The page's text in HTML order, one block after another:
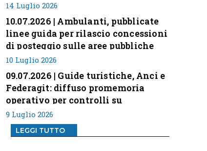
14 Luglio 2026
10.07.2026 | Ambulanti, pubblicate
linee guida per rilascio concessioni
di posteggio sulle aree pubbliche
10 Luglio 2026
09.07.2026 | Guide turistiche, Anci e
Federagit: diffuso promemoria
operativo per controlli su
professione
9 Luglio 2026
LEGGI TUTTO